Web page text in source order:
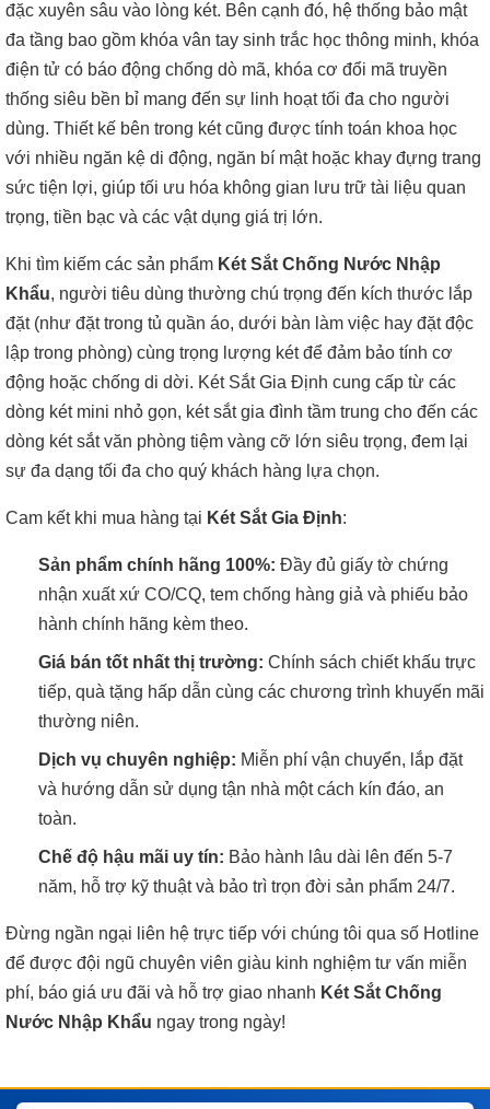
đặc xuyên sâu vào lòng két. Bên cạnh đó, hệ thống bảo mật
đa tầng bao gồm khóa vân tay sinh trắc học thông minh, khóa
điện tử có báo động chống dò mã, khóa cơ đổi mã truyền
thống siêu bền bỉ mang đến sự linh hoạt tối đa cho người
dùng. Thiết kế bên trong két cũng được tính toán khoa học
với nhiều ngăn kệ di động, ngăn bí mật hoặc khay đựng trang
sức tiện lợi, giúp tối ưu hóa không gian lưu trữ tài liệu quan
trọng, tiền bạc và các vật dụng giá trị lớn.
Khi tìm kiếm các sản phẩm Két Sắt Chống Nước Nhập
Khẩu, người tiêu dùng thường chú trọng đến kích thước lắp
đặt (như đặt trong tủ quần áo, dưới bàn làm việc hay đặt độc
lập trong phòng) cùng trọng lượng két để đảm bảo tính cơ
động hoặc chống di dời. Két Sắt Gia Định cung cấp từ các
dòng két mini nhỏ gọn, két sắt gia đình tầm trung cho đến các
dòng két sắt văn phòng tiệm vàng cỡ lớn siêu trọng, đem lại
sự đa dạng tối đa cho quý khách hàng lựa chọn.
Cam kết khi mua hàng tại Két Sắt Gia Định:
Sản phẩm chính hãng 100%: Đầy đủ giấy tờ chứng
nhận xuất xứ CO/CQ, tem chống hàng giả và phiếu bảo
hành chính hãng kèm theo.
Giá bán tốt nhất thị trường: Chính sách chiết khấu trực
tiếp, quà tặng hấp dẫn cùng các chương trình khuyến mãi
thường niên.
Dịch vụ chuyên nghiệp: Miễn phí vận chuyển, lắp đặt
và hướng dẫn sử dụng tận nhà một cách kín đáo, an
toàn.
Chế độ hậu mãi uy tín: Bảo hành lâu dài lên đến 5-7
năm, hỗ trợ kỹ thuật và bảo trì trọn đời sản phẩm 24/7.
Đừng ngần ngại liên hệ trực tiếp với chúng tôi qua số Hotline
để được đội ngũ chuyên viên giàu kinh nghiệm tư vấn miễn
phí, báo giá ưu đãi và hỗ trợ giao nhanh Két Sắt Chống
Nước Nhập Khẩu ngay trong ngày!